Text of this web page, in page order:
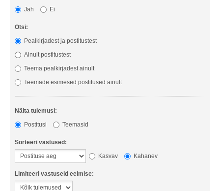
Jah
Ei
Otsi:
Pealkirjadest ja postitustest
Ainult postitustest
Teema pealkirjadest ainult
Teemade esimesed postitused ainult
Näita tulemusi:
Postitusi
Teemasid
Sorteeri vastused:
Kasvav
Kahanev
Limiteeri vastuseid eelmise: